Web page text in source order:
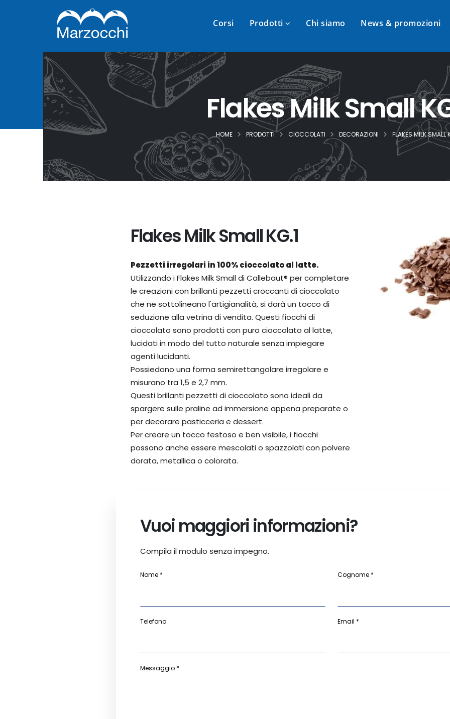
Corsi Prodotti Chi siamo News & promozioni
Flakes Milk Small
HOME PRODOTTI CIOCCOLATI DECORAZIONI FLAKES MILK SMALL
Flakes Milk Small KG.1
Pezzetti irregolari in 100% cioccolato al latte.
Utilizzando i Flakes Milk Small di Callebaut® per completare
le creazioni con brillanti pezzetti croccanti di cioccolato
che ne sottolineano l'artigianalità, si darà un tocco di
seduzione alla vetrina di vendita. Questi fiocchi di
cioccolato sono prodotti con puro cioccolato al latte,
lucidati in modo del tutto naturale senza impiegare
agenti lucidanti.
Possiedono una forma semirettangolare irregolare e
misurano tra 1,5 e 2,7 mm.
Questi brillanti pezzetti di cioccolato sono ideali da
spargere sulle praline ad immersione appena preparate o
per decorare pasticceria e dessert.
Per creare un tocco festoso e ben visibile, i fiocchi
possono anche essere mescolati o spazzolati con polvere
dorata, metallica o colorata.
Vuoi maggiori informazioni?
Compila il modulo senza impegno.
Nome * Cognome *
Telefono Email *
Messaggio *